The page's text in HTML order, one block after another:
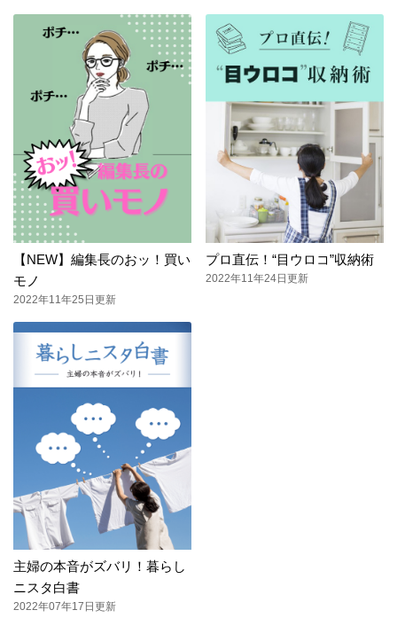
【NEW】編集長のおッ！買い
モノ
2022年11年25日更新
プロ直伝！“目ウロコ”収納術
2022年11年24日更新
主婦の本音がズバリ！暮らし
ニスタ白書
2022年07年17日更新